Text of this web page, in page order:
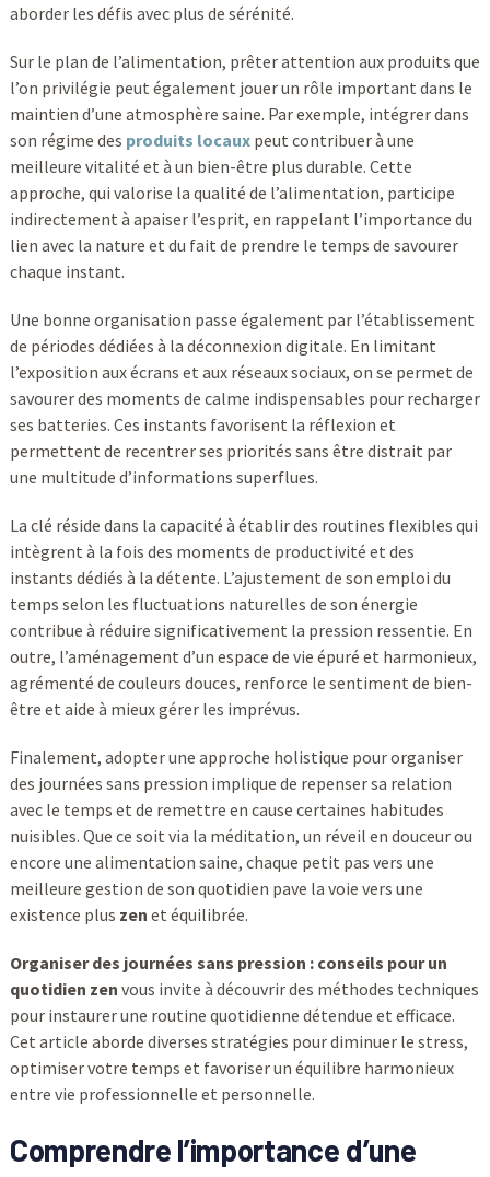
aborder les défis avec plus de sérénité.
Sur le plan de l’alimentation, prêter attention aux produits que
l’on privilégie peut également jouer un rôle important dans le
maintien d’une atmosphère saine. Par exemple, intégrer dans
son régime des produits locauxpeut contribuer à une
meilleure vitalité et à un bien-être plus durable. Cette
approche, qui valorise la qualité de l’alimentation, participe
indirectement à apaiser l’esprit, en rappelant l’importance du
lien avec la nature et du fait de prendre le temps de savourer
chaque instant.
Une bonne organisation passe également par l’établissement
de périodes dédiées à la déconnexion digitale. En limitant
l’exposition aux écrans et aux réseaux sociaux, on se permet de
savourer des moments de calme indispensables pour recharger
ses batteries. Ces instants favorisent la réflexion et
permettent de recentrer ses priorités sans être distrait par
une multitude d’informations superflues.
La clé réside dans la capacité à établir des routines flexibles qui
intègrent à la fois des moments de productivité et des
instants dédiés à la détente. L’ajustement de son emploi du
temps selon les fluctuations naturelles de son énergie
contribue à réduire significativement la pression ressentie. En
outre, l’aménagement d’un espace de vie épuré et harmonieux,
agrémenté de couleurs douces, renforce le sentiment de bien-
être et aide à mieux gérer les imprévus.
Finalement, adopter une approche holistique pour organiser
des journées sans pression implique de repenser sa relation
avec le temps et de remettre en cause certaines habitudes
nuisibles. Que ce soit via la méditation, un réveil en douceur ou
encore une alimentation saine, chaque petit pas vers une
meilleure gestion de son quotidien pave la voie vers une
existence plus zen et équilibrée.
Organiser des journées sans pression : conseils pour un
quotidien zen vous invite à découvrir des méthodes techniques
pour instaurer une routine quotidienne détendue et efficace.
Cet article aborde diverses stratégies pour diminuer le stress,
optimiser votre temps et favoriser un équilibre harmonieux
entre vie professionnelle et personnelle.
Comprendre l’importance d’une